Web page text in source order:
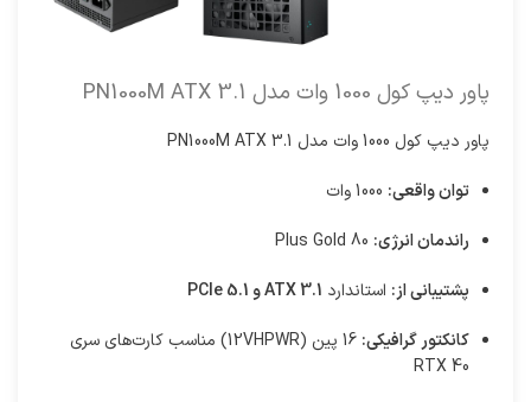
پاور دیپ کول 1000 وات مدل PN1000M ATX 3.1
پاور دیپ کول 1000 وات مدل PN1000M ATX 3.1
توان واقعی:
راندمان انرژی:
پشتیبانی از: استاندارد ATX 3.1 و PCIe 5.1
کانکتور گرافیکی:
16 پین (12VHPWR) مناسب کارت‌های سری
RTX 40